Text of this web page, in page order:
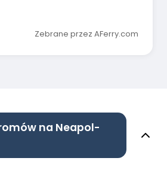
Zebrane przez AFerry.com
na Neapol-